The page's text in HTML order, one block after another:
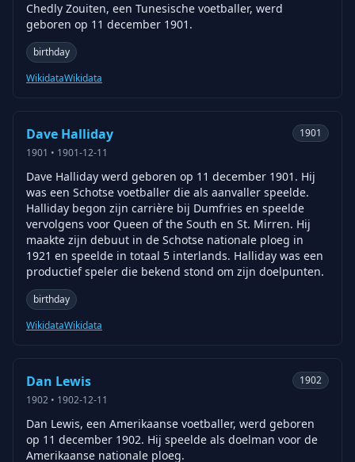
Chedly Zouiten, een Tunesische voetballer, werd
geboren op 11 december 1901.
birthday
WikidataWikidata
Dave Halliday
1901 • 1901-12-11
1901
Dave Halliday werd geboren op 11 december 1901. Hij
was een Schotse voetballer die als aanvaller speelde.
Halliday begon zijn carrière bij Dumfries en speelde
vervolgens voor Queen of the South en St. Mirren. Hij
maakte zijn debuut in de Schotse nationale ploeg in
1921 en speelde in totaal 5 interlands. Halliday was een
productief speler die bekend stond om zijn doelpunten.
birthday
WikidataWikidata
Dan Lewis
1902 • 1902-12-11
1902
Dan Lewis, een Amerikaanse voetballer, werd geboren
op 11 december 1902. Hij speelde als doelman voor de
Amerikaanse nationale ploeg.